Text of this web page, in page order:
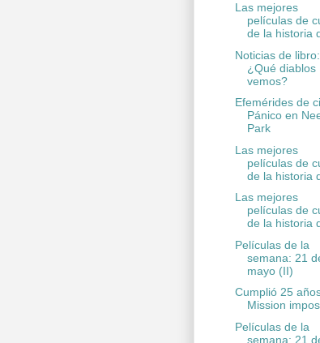
Las mejores
películas de
de la historia
Noticias de libro:
¿Qué diablos
vemos?
Efemérides de
Pánico en
Park
Las mejores
películas de
de la historia
Las mejores
películas de
de la historia
Películas de la
semana: 21
mayo (II)
Cumplió 25
Mission
Películas de la
semana: 21